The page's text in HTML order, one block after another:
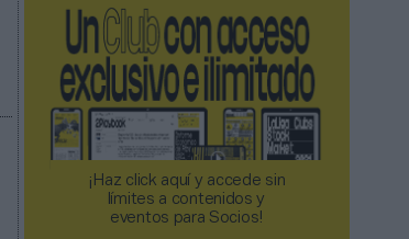
¡Haz click aquí y accede sin
límites a contenidos y
eventos para Socios!​​​​​​​